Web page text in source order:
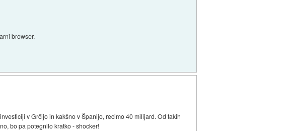
browser.
v Grčijo in kakšno v Španijo, recimo 40 milijard. Od takih
bo pa potegnilo kratko - shocker!